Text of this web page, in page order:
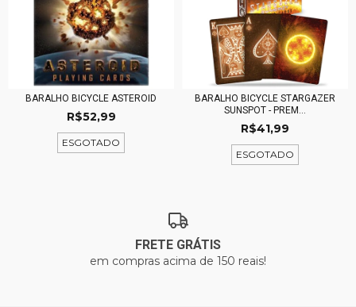
BARALHO BICYCLE ASTEROID
R$52,99
ESGOTADO
BARALHO BICYCLE STARGAZER
SUNSPOT - PREM...
R$41,99
ESGOTADO
FRETE GRÁTIS
em compras acima de 150 reais!